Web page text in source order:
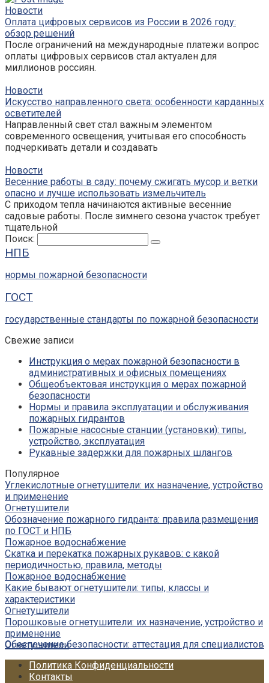
Новости
Оплата цифровых сервисов из России в 2026 году:
обзор решений
После ограничений на международные платежи вопрос
оплаты цифровых сервисов стал актуален для
миллионов россиян.
Новости
Искусство направленного света: особенности карданных
осветителей
Направленный свет стал важным элементом
современного освещения, учитывая его способность
подчеркивать детали и создавать
Новости
Весенние работы в саду: почему сжигать мусор и ветки
опасно и лучше использовать измельчитель
С приходом тепла начинаются активные весенние
садовые работы. После зимнего сезона участок требует
тщательной
Поиск:
НПБ
нормы пожарной безопасности
ГОСТ
государственные стандарты по пожарной безопасности
Свежие записи
Инструкция о мерах пожарной безопасности в
административных и офисных помещениях
Общеобъектовая инструкция о мерах пожарной
безопасности
Нормы и правила эксплуатации и обслуживания
пожарных гидрантов
Пожарные насосные станции (установки): типы,
устройство, эксплуатация
Рукавные задержки для пожарных шлангов
Популярное
Углекислотные огнетушители: их назначение, устройство
и применение
Огнетушители
Обозначение пожарного гидранта: правила размещения
по ГОСТ и НПБ
Пожарное водоснабжение
Скатка и перекатка пожарных рукавов: с какой
периодичностью, правила, методы
Пожарное водоснабжение
Какие бывают огнетушители: типы, классы и
характеристики
Огнетушители
Порошковые огнетушители: их назначение, устройство и
применение
Огнетушители
Обеспечение безопасности: аттестация для специалистов
Политика Конфиденциальности
Контакты